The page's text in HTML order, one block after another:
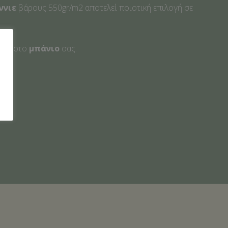
βάρους 550gr/m2 αποτελεί ποιοτική επιλογή σε
στο μπάνιο σας.